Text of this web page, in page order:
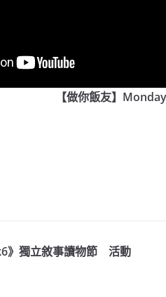
【做你飯友】
》獨立敘事讀物節 活動